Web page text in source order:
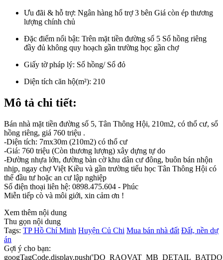
Ưu đãi & hỗ trợ: Ngân hàng hổ trợ 3 bên Giá còn ép thương
lượng chính chủ
Đặc điểm nổi bật: Trên mặt tiền đường số 5 Sổ hồng riêng
đầy đủ không quy hoạch gần trường học gần chợ
Giấy tờ pháp lý: Sổ hồng/ Sổ đỏ
Diện tích căn hộ(m²): 210
Mô tả chi tiết:
Bán nhà mặt tiền đường số 5, Tân Thông Hội, 210m2, có thổ cư, sổ
hồng riêng, giá 760 triệu .
-Diện tích: 7mx30m (210m2) có thổ cư
-Giá: 760 triệu (Còn thương lượng) xây dựng tự do
-Đường nhựa lớn, đường bàn cờ khu dân cư đông, buôn bán nhộn
nhịp, ngay chợ Việt Kiều và gần trường tiểu học Tân Thông Hội có
thể đầu tư hoặc an cư lập nghiệp
Số điện thoại liên hệ: 0898.475.604 - Phúc
Miễn tiếp cò và môi giới, xin cảm ơn !
Xem thêm nội dung
Thu gọn nội dung
Tags: TP Hồ Chí Minh Huyện Củ Chi Mua bán nhà đất Đất, nền dự
án
Gợi ý cho bạn: